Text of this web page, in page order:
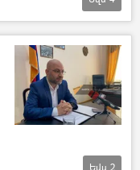
«Քաղաքացիական պայմանագիր» կուսակցություն (ՔՊ)
Եվս 2